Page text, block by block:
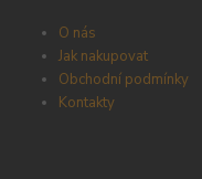
O nás
Jak nakupovat
Obchodní podmínky
Kontakty